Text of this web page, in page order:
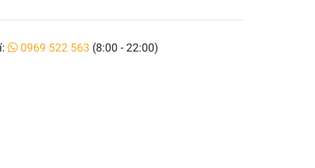
0969 522 563 (8:00 - 22:00)